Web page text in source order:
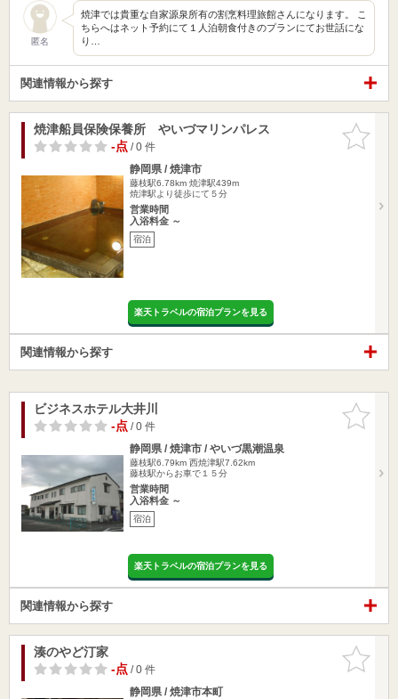
匿名
焼津では貴重な自家源泉所有の割烹料理旅館さんになります。 こ
ちらへはネット予約にて１人泊朝食付きのプランにてお世話にな
り…
関連情報から探す
お気に入
りに追加
焼津船員保険保養所 やいづマリンパレス
-点/ 0 件
静岡県 / 焼津市
藤枝駅6.78km 焼津駅439m
焼津駅より徒歩にて５分
営業時間
入浴料金 ～
宿泊
楽天トラベルの宿泊プランを見る
関連情報から探す
お気に入
りに追加
ビジネスホテル大井川
-点/ 0 件
静岡県 / 焼津市 / やいづ黒潮温泉
藤枝駅6.79km 西焼津駅7.62km
藤枝駅からお車で１５分
営業時間
入浴料金 ～
宿泊
楽天トラベルの宿泊プランを見る
関連情報から探す
お気に入
りに追加
湊のやど汀家
-点/ 0 件
静岡県 / 焼津市本町